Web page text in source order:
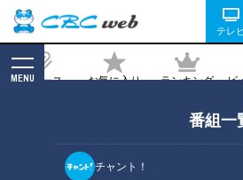
テレ
ニュース お気に入り ランキング ピ
MENU
番組一
チャント！
方【キユーピー３分クッキ